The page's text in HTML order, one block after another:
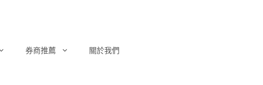
券商推薦 關於我們